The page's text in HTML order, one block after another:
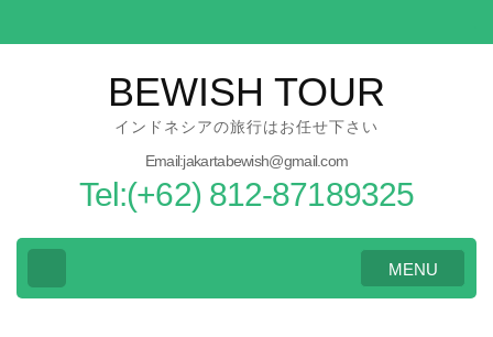
to
BEWISH TOUR
インドネシアの旅行はお任せ下さい
Email:jakartabewish@gmail.com
Tel:(+62) 812-87189325
MENU